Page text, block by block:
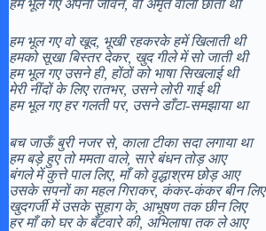
हम भूल गए अपना जीवन, वो अमृत वाली छाती थी
हम भूल गए वो खूद, भूखी रहकरके हमें खिलाती थी
हमको सूखा बिस्तर देकर, खुद गीले में सो जाती थी
हम भूल गए उसने ही, होंठों को भाषा सिखलाई थी
मेरी नींदों के लिए रातभर, उसने लोरी गाई थी
हम भूल गए हर गलती पर, उसने डाँटा-समझाया था
बच जाऊँ बुरी नजर से, काला टीका सदा लगाया था
हम बड़े हुए तो ममता वाले, सारे बंधन तोड़ आए
बंगले में कुत्ते पाल लिए, माँ को वृद्धाश्रम छोड़ आए
उसके सपनों का महल गिराकर, कंकर-कंकर बीन लिए
खुदगर्जी में उसके सुहाग के, आभूषण तक छीन लिए
हर माँ को घर के बँटवारे की, अभिलाषा तक ले आए